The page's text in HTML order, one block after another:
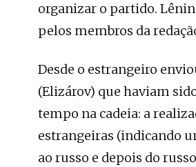
organizar o partido.
pelos membros da
Desde o estrangeiro
(Elizárov) que haviam
tempo na cadeia: a
estrangeiras (indicando
ao russo e depois do